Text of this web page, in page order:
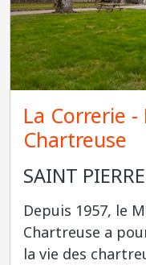
La Correrie
Chartreuse
SAINT
Depuis 1957, le
Chartreuse a
la vie des